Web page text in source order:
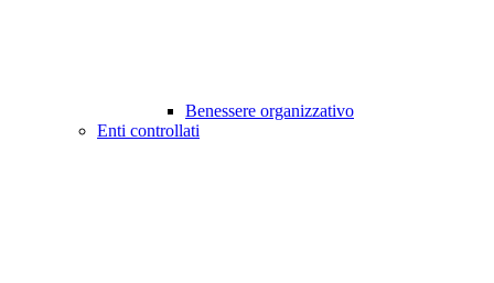
Benessere organizzativo
Enti controllati